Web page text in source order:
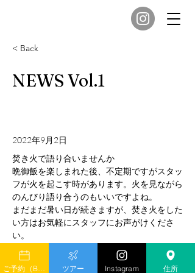
< Back
NEWS Vol.1
2022年9月2日
Previous
焚き火で語り合いませんか
晩御飯を楽しまれた後、不定期ですがスタッ
フが火を起こす時があります。火を見ながら
のんびり語り合うのもいいですよね。
まだまだ暑い日が続きますが、焚き火をした
い方はお気軽にスタッフにお声がけくださ
い。
ツアー Instagram 住所